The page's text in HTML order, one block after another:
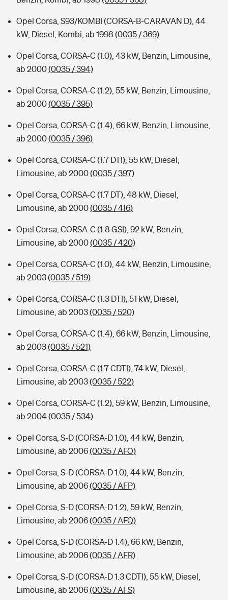
Sie haben Fragen?
Zur Übersicht
Tools
Kinderunfall-Check: Mehr Sicherheit für deine Kids
Typklassen: So ist Ihr Auto eingestuft
Sie haben Fragen?
Opel Corsa, S93/KOMBI (CORSA-B-CARAVAN D), 44
kW, Diesel, Kombi, ab 1998 (0035 / 369)
Opel Corsa, CORSA-C (1.0), 43 kW, Benzin, Limousine,
ab 2000(0035 / 394)
Opel Corsa, CORSA-C (1.2), 55 kW, Benzin, Limousine,
ab 2000(0035 / 395)
Opel Corsa, CORSA-C (1.4), 66 kW, Benzin, Limousine,
ab 2000(0035 / 396)
Opel Corsa, CORSA-C (1.7 DTI), 55 kW, Diesel,
Limousine, ab 2000(0035 / 397)
Opel Corsa, CORSA-C (1.7 DT), 48 kW, Diesel,
Limousine, ab 2000(0035 / 416)
Opel Corsa, CORSA-C (1.8 GSI), 92 kW, Benzin,
Limousine, ab 2000(0035 / 420)
Opel Corsa, CORSA-C (1.0), 44 kW, Benzin, Limousine,
ab 2003(0035 / 519)
Opel Corsa, CORSA-C (1.3 DTI), 51 kW, Diesel,
Limousine, ab 2003(0035 / 520)
Opel Corsa, CORSA-C (1.4), 66 kW, Benzin, Limousine,
ab 2003(0035 / 521)
Opel Corsa, CORSA-C (1.7 CDTI), 74 kW, Diesel,
Limousine, ab 2003(0035 / 522)
Opel Corsa, CORSA-C (1.2), 59 kW, Benzin, Limousine,
ab 2004(0035 / 534)
Opel Corsa, S-D (CORSA-D 1.0), 44 kW, Benzin,
Limousine, ab 2006(0035 / AFO)
Opel Corsa, S-D (CORSA-D 1.0), 44 kW, Benzin,
Limousine, ab 2006(0035 / AFP)
Opel Corsa, S-D (CORSA-D 1.2), 59 kW, Benzin,
Limousine, ab 2006(0035 / AFQ)
Opel Corsa, S-D (CORSA-D 1.4), 66 kW, Benzin,
Limousine, ab 2006(0035 / AFR)
Opel Corsa, S-D (CORSA-D 1.3 CDTI), 55 kW, Diesel,
Limousine, ab 2006(0035 / AFS)